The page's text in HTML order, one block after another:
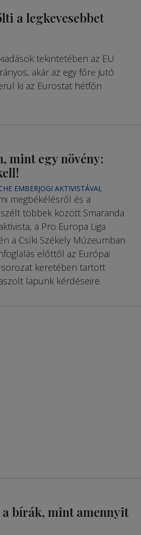
a legkevesebbet
tekintetében az EU
akár az egy főre jutó
ki az Eurostat hétfőn
mint egy növény:
EMBERJOGI AKTIVISTÁVAL
megbékélésről és a
többek között Smaranda
a Pro Europa Liga
a Csíki Székely Múzeumban
előttől az Európai
keretében tartott
lapunk kérdéseire.
a bírák, mint amennyit